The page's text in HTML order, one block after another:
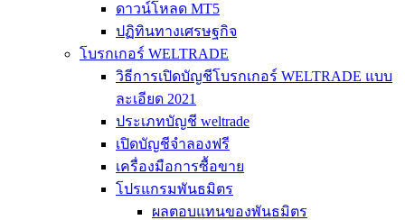
ดาวน์โหลด MT5
ปฏิทินทางเศรษฐกิจ
โบรกเกอร์ WELTRADE
วิธีการเปิดบัญชีโบรกเกอร์ WELTRADE แบบ
ละเอียด 2021
ประเภทบัญชี weltrade
เปิดบัญชีจำลองฟรี
เครื่องมือการซื้อขาย
โปรแกรมพันธมิตร
ผลตอบแทนของพันธมิตร